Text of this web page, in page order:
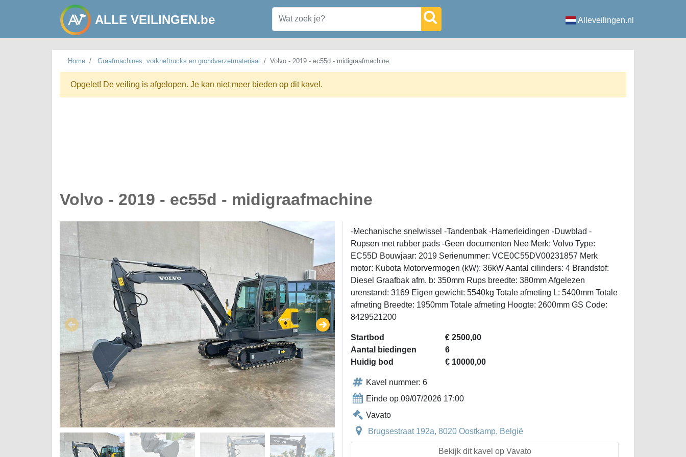
ALLE VEILINGEN.be Alleveilingen.nl
Home Graafmachines, vorkheftrucks en grondverzetmateriaal Volvo - 2019 - ec55d - midigraafmachine
Opgelet! De veiling is afgelopen. Je kan niet meer bieden op dit kavel.
Volvo - 2019 - ec55d - midigraafmachine
-Mechanische snelwissel -Tandenbak -Hamerleidingen -Duwblad -
Rupsen met rubber pads -Geen documenten Nee Merk: Volvo Type:
EC55D Bouwjaar: 2019 Serienummer: VCE0C55DV00231857 Merk
motor: Kubota Motorvermogen (kW): 36kW Aantal cilinders: 4 Brandstof:
Diesel Graafbak afm. b: 350mm Rups breedte: 380mm Afgelezen
urenstand: 3169 Eigen gewicht: 5540kg Totale afmeting L: 5400mm Totale
afmeting Breedte: 1950mm Totale afmeting Hoogte: 2600mm GS Code:
8429521200
Startbod
€ 2500,00
Aantal biedingen
6
Huidig bod
€ 10000,00
Kavel nummer: 6
Einde op 09/07/2026 17:00
Vavato
Brugsestraat 192a, 8020 Oostkamp, België
Bekijk dit kavel op Vavato